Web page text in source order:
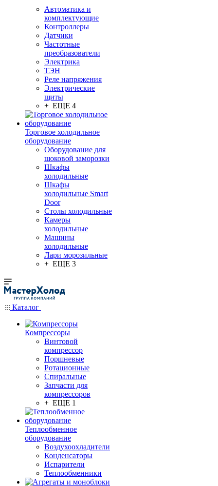
Автоматика и
комплектующие
Контроллеры
Датчики
Частотные
преобразователи
Электрика
ТЭН
Реле напряжения
Электрические
щиты
+ ЕЩЕ 4
Торговое холодильное
оборудование
Оборудование для
шоковой заморозки
Шкафы
холодильные
Шкафы
холодильные Smart
Door
Столы холодильные
Камеры
холодильные
Машины
холодильные
Лари морозильные
+ ЕЩЕ 3
Каталог
Компрессоры
Винтовой
компрессор
Поршневые
Ротационные
Спиральные
Запчасти для
компрессоров
+ ЕЩЕ 1
Теплообменное
оборудование
Воздухоохладители
Конденсаторы
Испарители
Теплообменники